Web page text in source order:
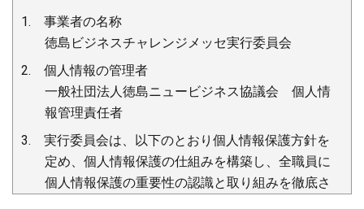
1. 事業者の名称
徳島ビジネスチャレンジメッセ実行委員会
2. 個人情報の管理者
一般社団法人徳島ニュービジネス協議会 個人情
報管理責任者
3. 実行委員会は、以下のとおり個人情報保護方針を
定め、個人情報保護の仕組みを構築し、全職員に
個人情報保護の重要性の認識と取り組みを徹底さ